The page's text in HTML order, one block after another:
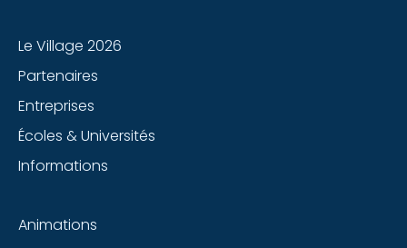
Le Village 2026
Partenaires
Entreprises
Écoles & Universités
Informations
Animations